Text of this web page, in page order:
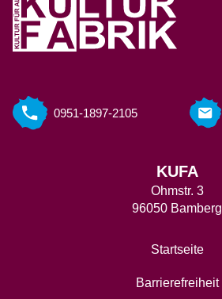
0951-1897-2105
KUFA
Ohmstr. 3
96050 Bamberg
Startseite
Barrierefreiheit